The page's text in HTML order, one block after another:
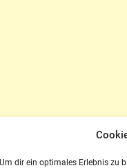
Um dir ein optimales Erlebnis zu